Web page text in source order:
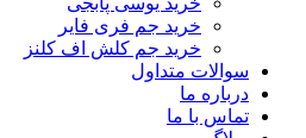
خرید جم فری فایر
خرید جم کلش اف کلنز
سوالات متداول
درباره ما
تماس با ما